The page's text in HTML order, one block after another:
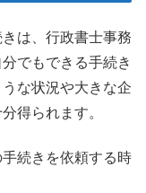
は、行政書士事務
でもできる手続き
な状況や大きな企
得られます。
続きを依頼する時